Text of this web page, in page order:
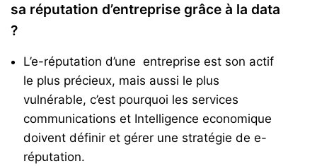
sa réputation d’entreprise grâce à la data
?
L’e-réputation d’une entreprise est son actif
le plus précieux, mais aussi le plus
vulnérable, c’est pourquoi les services
communications et Intelligence economique
doivent définir et gérer une stratégie de e-
réputation.